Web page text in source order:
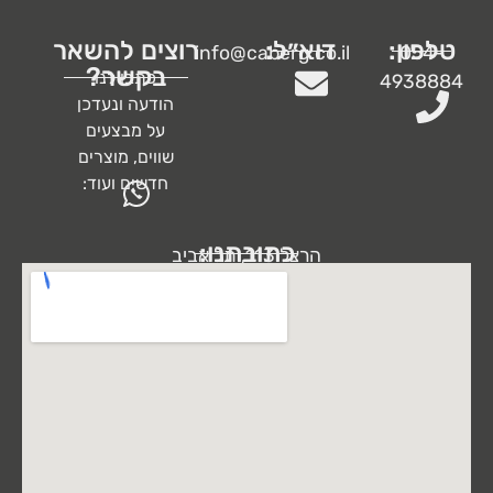
טלפון:
054-
4938884
דוא״ל:
info@caberg.co.ilרוצים להשאר
בקשר?
כתבו לנו
הודעה ונעדכן
על מבצעים
שווים, מוצרים
חדשים ועוד:
כתובתנו:הרצל 113, תל אביב